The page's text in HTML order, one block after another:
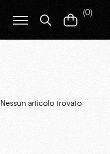
(0)
Nessun articolo trovato